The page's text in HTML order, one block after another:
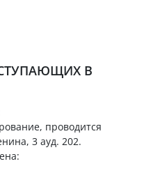
В
проводится
3 ауд. 202.